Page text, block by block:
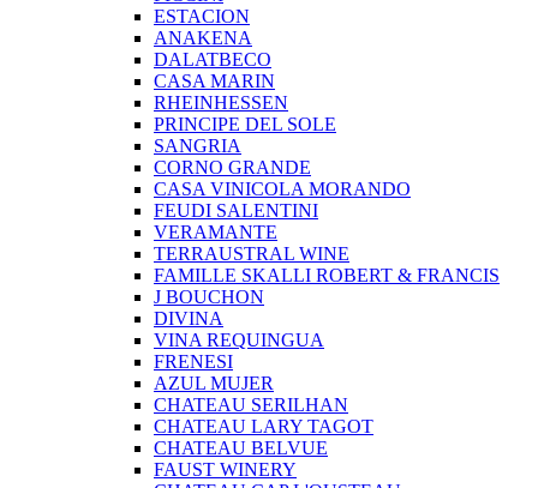
ESTACION
ANAKENA
DALATBECO
CASA MARIN
RHEINHESSEN
PRINCIPE DEL SOLE
SANGRIA
CORNO GRANDE
CASA VINICOLA MORANDO
FEUDI SALENTINI
VERAMANTE
TERRAUSTRAL WINE
FAMILLE SKALLI ROBERT & FRANCIS
J BOUCHON
DIVINA
VINA REQUINGUA
FRENESI
AZUL MUJER
CHATEAU SERILHAN
CHATEAU LARY TAGOT
CHATEAU BELVUE
FAUST WINERY